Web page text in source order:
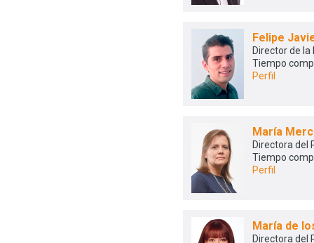
Felipe
Director de
Tiempo
Perfil
María
Directora del
Tiempo
Perfil
María de
Directora del